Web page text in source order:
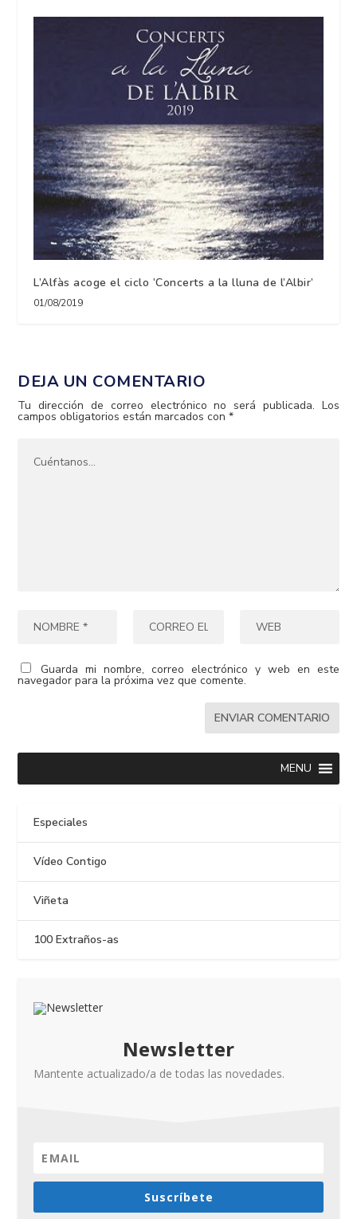
L’Alfàs acoge el ciclo ‘Concerts a la lluna de l’Albir’
01/08/2019
DEJA UN COMENTARIO
Tu dirección de correo electrónico no será publicada. Los
campos obligatorios están marcados con*
Guarda mi nombre, correo electrónico y web en este
navegador para la próxima vez que comente.
MENU
Especiales
Vídeo Contigo
Viñeta
100 Extraños-as
Newsletter
Mantente actualizado/a de todas las novedades.
Suscríbete